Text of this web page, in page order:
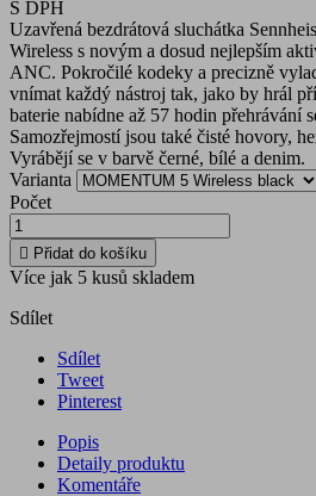
S DPH
Uzavřená bezdrátová sluchátka
Wireless s novým a dosud nejlepším
ANC. Pokročilé kodeky a precizně
vnímat každý nástroj tak, jako by hrál
baterie nabídne až 57 hodin přehrávání
Samozřejmostí jsou také čisté hovory,
Vyrábějí se v barvě černé, bílé a denim.
Varianta
Počet
 Přidat do košíku
Více jak 5 kusů skladem
Sdílet
Sdílet
Tweet
Pinterest
Popis
Detaily produktu
Komentáře